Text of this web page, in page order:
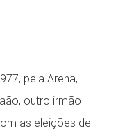
pela Arena,
outro irmão
as eleições de